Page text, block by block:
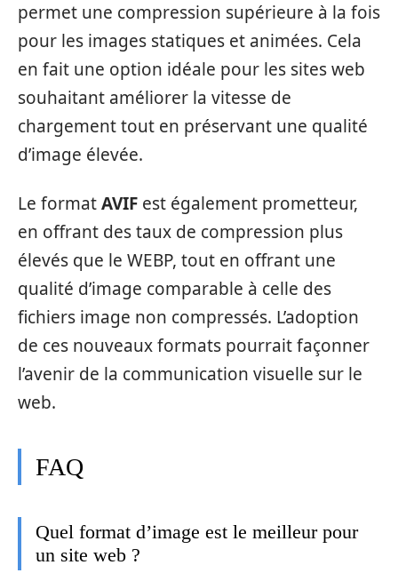
permet une compression supérieure à la fois
pour les images statiques et animées. Cela
en fait une option idéale pour les sites web
souhaitant améliorer la vitesse de
chargement tout en préservant une qualité
d’image élevée.
Le formatAVIF est également prometteur,
en offrant des taux de compression plus
élevés que le WEBP, tout en offrant une
qualité d’image comparable à celle des
fichiers image non compressés. L’adoption
de ces nouveaux formats pourrait façonner
l’avenir de la communication visuelle sur le
web.
FAQ
Quel format d’image est le meilleur pour
un site web ?